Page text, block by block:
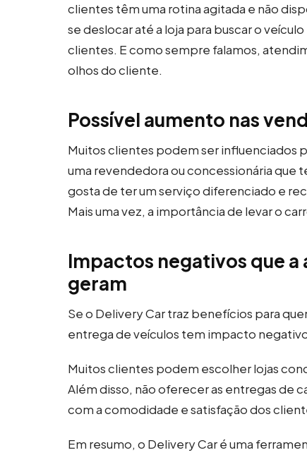
clientes têm uma rotina agitada e não
se deslocar até a loja para buscar o
clientes. E como sempre falamos,
olhos do cliente.
Possível aumento nas
Muitos clientes podem ser influenciados
uma revendedora ou concessionária que
gosta de ter um serviço diferenciado e
Mais uma vez, a importância de levar o
Impactos negativos que a
geram
Se o Delivery Car traz benefícios para
entrega de veículos tem impacto
Muitos clientes podem escolher lojas
Além disso, não oferecer as entregas de
com a comodidade e satisfação dos
Em resumo, o Delivery Car é uma